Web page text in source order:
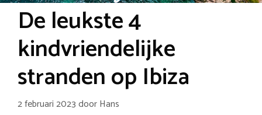
De leukste 4
kindvriendelijke
stranden op Ibiza
2 februari 2023doorHans